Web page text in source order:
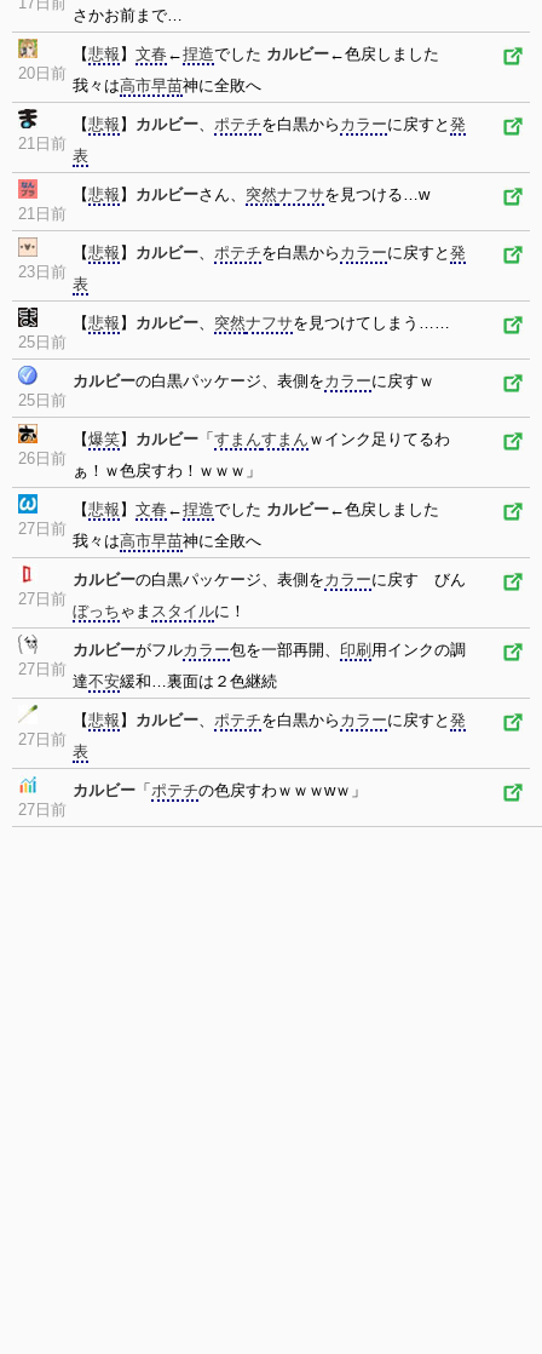
さかお前まで…
20日前
【悲報 】 文春 ←捏造でした カルビー←色戻しました
我々は高市早苗神に全敗へ
21日前
【悲報 】 カルビー、 ポテチを白黒から カラーに戻すと 発
表
21日前
【悲報 】 カルビーさん、 突然ナフサを見つける…w
23日前
【悲報 】 カルビー、 ポテチを白黒から カラーに戻すと 発
表
25日前
【悲報 】 カルビー、 突然ナフサを見つけてしまう……
25日前
カルビーの白黒パッケージ、表側をカラーに戻すｗ
26日前
【爆笑】 カルビー 「 すまんすまん ｗインク足りてるわ
ぁ！ｗ色戻すわ！ｗｗｗ」
27日前
【悲報 】 文春 ←捏造でした カルビー←色戻しました
我々は高市早苗神に全敗へ
27日前
カルビーの白黒パッケージ、表側をカラーに戻す びん
ぼっちゃま スタイルに！
27日前
カルビーがフルカラー包を一部再開、 印刷 用インクの調
達不安緩和…裏面は２色継続
27日前
【悲報 】 カルビー、 ポテチを白黒から カラーに戻すと 発
表
27日前
カルビー 「 ポテチの色戻すわｗｗｗwｗ」